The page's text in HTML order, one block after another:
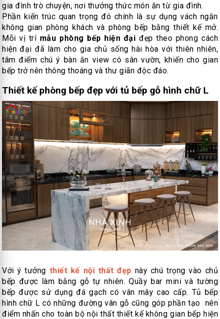
gia đình trò chuyện, nơi thưởng thức món ăn từ gia đình.
Phần kiến trúc quan trọng đó chính là sự dụng vách ngăn
không gian phòng khách và phòng bếp bằng thiết kế mở.
Mỗi vị trímẫu phòng bếp hiện đại đẹp theo phong cách
hiện đại đã làm cho gia chủ sống hài hòa với thiên nhiên,
tâm điểm chú ý bàn ăn view có sân vườn, khiến cho gian
bếp trở nên thông thoáng và thư giãn độc đáo.
Thiết kế phòng bếp đẹp với tủ bếp gỗ hình chữ L
Với ý tưởng thiết kế nội thất đẹp này chú trọng vào chủ
bếp được làm bằng gỗ tự nhiên. Quầy bar mini và tường
bếp được sử dụng đá gạch có vân mây cao cấp. Tủ bếp
hình chữ L có những đường vân gỗ cũng góp phần tạo nên
điểm nhấn cho toàn bộ nội thất thiết kế không gian bếp hiện